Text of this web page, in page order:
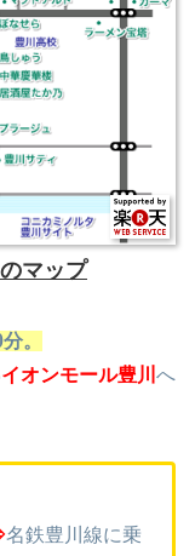
マップ
。
イオンモール豊川 へ
名鉄豊川線に乗